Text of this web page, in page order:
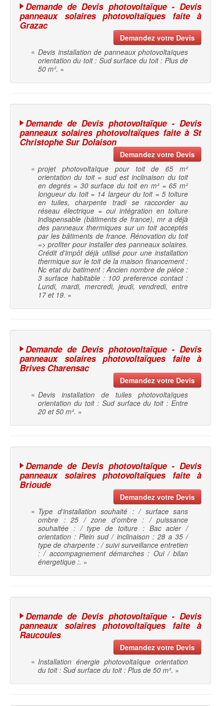
Demande de Devis photovoltaïque - Devis
panneaux solaires photovoltaïques faite à
Grazac
Demandez votre Devis
« Devis installation de panneaux photovoltaïques
orientation du toit : Sud surface du toit : Plus de
50 m². »
Demande de Devis photovoltaïque - Devis
panneaux solaires photovoltaïques faite à St
Christophe Sur Dolaison
Demandez votre Devis
« projet photovoltaïque pour toit de 65 m²
orientation du toit = sud est inclinaison du toit
en degrés = 30 surface du toit en m² = 65 m²
longueur du toit = 14 largeur du toit = 5 toiture
en tuiles, charpente tradi se raccorder au
réseau électrique = oui intégration en toiture
indispensable (bâtiments de france), mr a déjà
des panneaux thermiques sur un toit acceptés
par les bâtiments de france. Rénovation du toit
=> profiter pour installer des panneaux solaires.
Crédit d'impôt déjà utilisé pour une installation
thermique sur le toit de la maison financement :
Nc etat du batiment : Ancien nombre de piéce :
3 surface habitable : 100 preference contact :
Lundi, mardi, mercredi, jeudi, vendredi, entre
17 et 19. »
Demande de Devis photovoltaïque - Devis
panneaux solaires photovoltaïques faite à
Brives Charensac
Demandez votre Devis
« Devis installation de tuiles photovoltaïques
orientation du toit : Sud surface du toit : Entre
20 et 50 m². »
Demande de Devis photovoltaïque - Devis
panneaux solaires photovoltaïques faite à
Brioude
Demandez votre Devis
« Type d'installation souhaité : / surface sans
ombre : 25 / zone d'ombre : / puissance
souhaitée : / type de toiture : Bac acier /
orientation : Plein sud / inclinaison : 28 a 35 /
type de charpente : / suivi surveillance entretien
: / accompagnement démarches : Oui / bilan
énergetique :. »
Demande de Devis photovoltaïque - Devis
panneaux solaires photovoltaïques faite à
Raucoules
Demandez votre Devis
« Installation énergie photovoltaïque orientation
du toit : Sud surface du toit : Plus de 50 m². »